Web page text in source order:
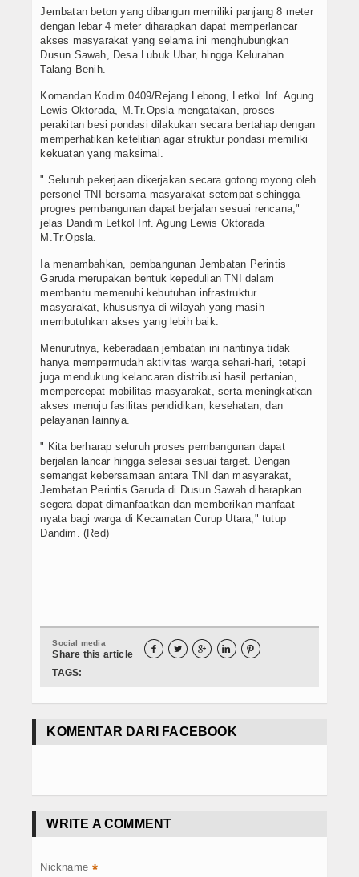
Jembatan beton yang dibangun memiliki panjang 8 meter
dengan lebar 4 meter diharapkan dapat memperlancar
akses masyarakat yang selama ini menghubungkan
Dusun Sawah, Desa Lubuk Ubar, hingga Kelurahan
Talang Benih.
Komandan Kodim 0409/Rejang Lebong, Letkol Inf. Agung
Lewis Oktorada, M.Tr.Opsla mengatakan, proses
perakitan besi pondasi dilakukan secara bertahap dengan
memperhatikan ketelitian agar struktur pondasi memiliki
kekuatan yang maksimal.
" Seluruh pekerjaan dikerjakan secara gotong royong oleh
personel TNI bersama masyarakat setempat sehingga
progres pembangunan dapat berjalan sesuai rencana,"
jelas Dandim Letkol Inf. Agung Lewis Oktorada
M.Tr.Opsla.
Ia menambahkan, pembangunan Jembatan Perintis
Garuda merupakan bentuk kepedulian TNI dalam
membantu memenuhi kebutuhan infrastruktur
masyarakat, khususnya di wilayah yang masih
membutuhkan akses yang lebih baik.
Menurutnya, keberadaan jembatan ini nantinya tidak
hanya mempermudah aktivitas warga sehari-hari, tetapi
juga mendukung kelancaran distribusi hasil pertanian,
mempercepat mobilitas masyarakat, serta meningkatkan
akses menuju fasilitas pendidikan, kesehatan, dan
pelayanan lainnya.
" Kita berharap seluruh proses pembangunan dapat
berjalan lancar hingga selesai sesuai target. Dengan
semangat kebersamaan antara TNI dan masyarakat,
Jembatan Perintis Garuda di Dusun Sawah diharapkan
segera dapat dimanfaatkan dan memberikan manfaat
nyata bagi warga di Kecamatan Curup Utara," tutup
Dandim. (Red)
Social media
Share this article     
TAGS:
KOMENTAR DARI FACEBOOK
WRITE A COMMENT
Nickname *